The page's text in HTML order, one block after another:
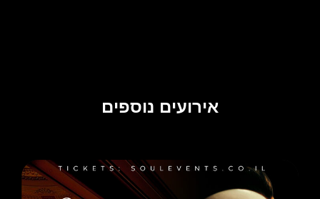
אירועים נוספים